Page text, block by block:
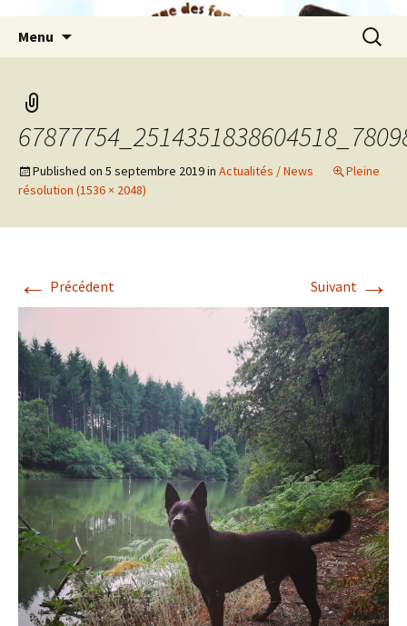
Menu
Published on 5 septembre 2019in Actualités / News
Pleine
résolution (1536 × 2048)
← Précédent Suivant →